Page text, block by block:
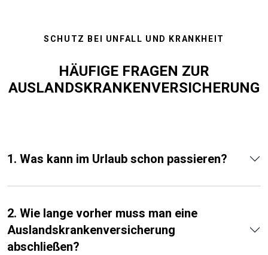
SCHUTZ BEI UNFALL UND KRANKHEIT
HÄUFIGE FRAGEN ZUR
AUSLANDSKRANKENVERSICHERUNG
1. Was kann im Urlaub schon passieren?
2. Wie lange vorher muss man eine
Auslands­kranken­versicherung
abschließen?